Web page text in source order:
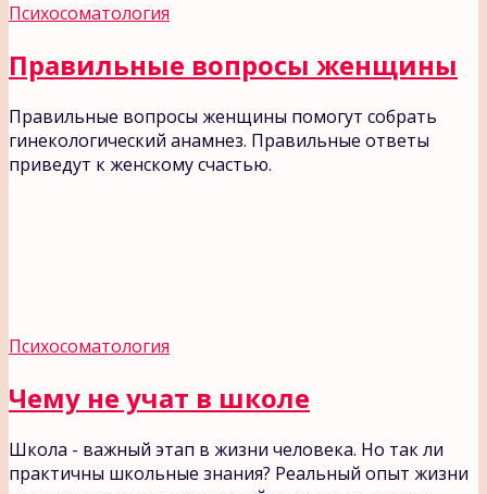
Психосоматология
Правильные вопросы женщины
Правильные вопросы женщины помогут собрать
гинекологический анамнез. Правильные ответы
приведут к женскому счастью.
Психосоматология
Чему не учат в школе
Школа - важный этап в жизни человека. Но так ли
практичны школьные знания? Реальный опыт жизни